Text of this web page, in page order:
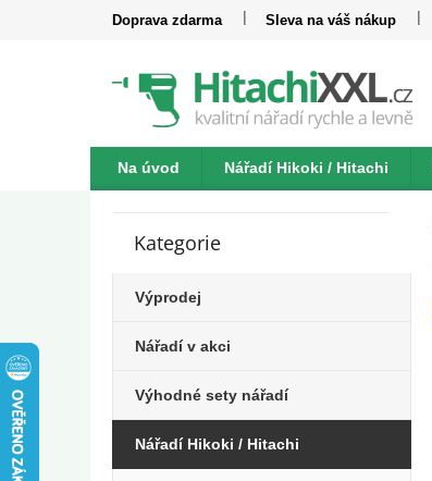
Doprava zdarma Sleva na váš nákup
Na úvod Nářadí Hikoki / Hitachi
Katalogy Kontakt
P
Přeskočit
Kategorie
Výprodej
Nářadí v akci
Výhodné sety nářadí
Nářadí Hikoki / Hitachi